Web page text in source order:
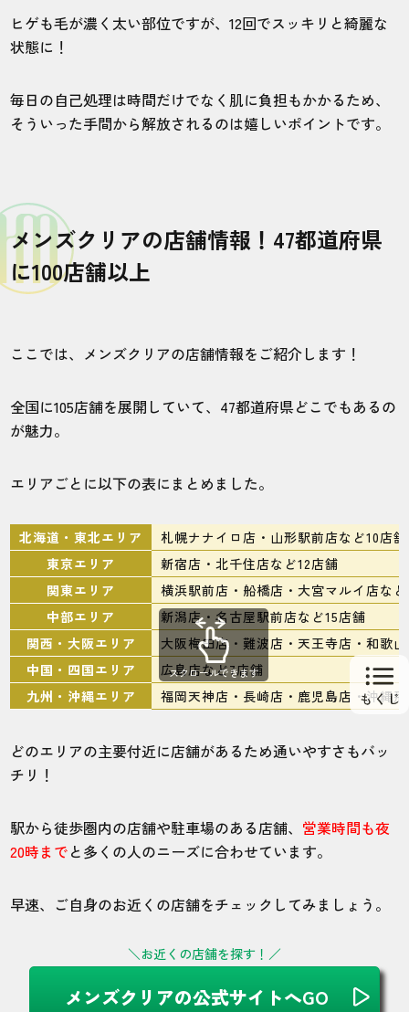
ヒゲも毛が濃く太い部位ですが、12回でスッキリと綺麗な
状態に！
毎日の自己処理は時間だけでなく肌に負担もかかるため、
そういった手間から解放されるのは嬉しいポイントです。
メンズクリアの店舗情報！47都道府県
に100店舗以上
ここでは、メンズクリアの店舗情報をご紹介します！
全国に105店舗を展開していて、47都道府県どこでもあるの
が魅力。
エリアごとに以下の表にまとめました。
北海道・東北エリア
札幌ナナイロ店・山形駅前店など10店舗
東京エリア
新宿店・北千住店など12店舗
関東エリア
横浜駅前店・船橋店・大宮マルイ店な
中部エリア
新潟店・名古屋駅前店など15店舗
関西・大阪エリア
大阪梅田店・難波店・天王寺店・和歌
中国・四国エリア
広島店など7店舗
九州・沖縄エリア
福岡天神店・長崎店・鹿児島店・沖縄
スクロールできます
どのエリアの主要付近に店舗があるため通いやすさもバッ
チリ！
駅から徒歩圏内の店舗や駐車場のある店舗、 営業時間も夜
20時までと多くの人のニーズに合わせています。
早速、ご自身のお近くの店舗をチェックしてみましょう。
＼お近くの店舗を探す！／
メンズクリアの公式サイトへGO